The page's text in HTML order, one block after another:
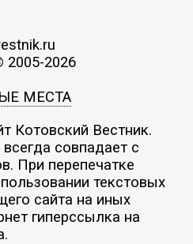
2005-2026
МЕСТА
Котовский Вестник.
совпадает с
При перепечатке
текстовых
сайта на иных
гиперссылка на